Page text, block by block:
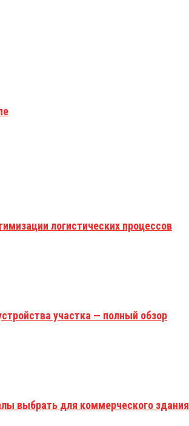
логистических процессов
участка — полный обзор
выбрать для коммерческого здания